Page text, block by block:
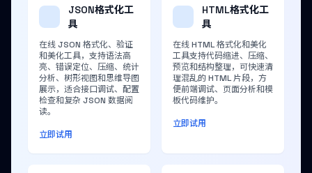
JSON格式化工
具
在线 JSON 格式化、验证
和美化工具，支持语法高
亮、错误定位、压缩、统计
分析、树形视图和思维导图
展示，适合接口调试、配置
检查和复杂 JSON 数据阅
读。
立即试用
HTML格式化工
具
在线 HTML 格式化和美化
工具支持代码缩进、压缩、
预览和结构整理，可快速清
理混乱的 HTML 片段，方
便前端调试、页面分析和模
板代码维护。
立即试用